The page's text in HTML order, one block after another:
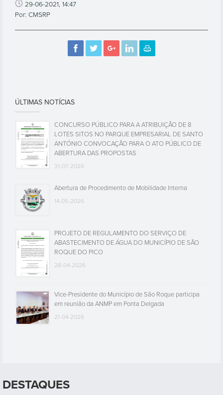
29-06-2021, 14:47
Por: CMSRP
ÚLTIMAS NOTÍCIAS
CONCURSO PÚBLICO PARA A ATRIBUIÇÃO DE 8
LOTES SITOS NO PARQUE EMPRESARIAL DE SANTO
ANTÓNIO CONVOCAÇÃO PARA O ATO PÚBLICO DE
ABERTURA DAS PROPOSTAS
31-07-2026
Abertura de Procedimento de Mobilidade Interna
14-05-2026
PROJETO DE REGULAMENTO DO SERVIÇO DE
ABASTECIMENTO DE ÁGUA DO MUNICÍPIO DE SÃO
ROQUE DO PICO
28-04-2026
Vice-Presidente do Município de São Roque participa
em reunião da ANMP em Ponta Delgada
21-04-2026
DESTAQUES